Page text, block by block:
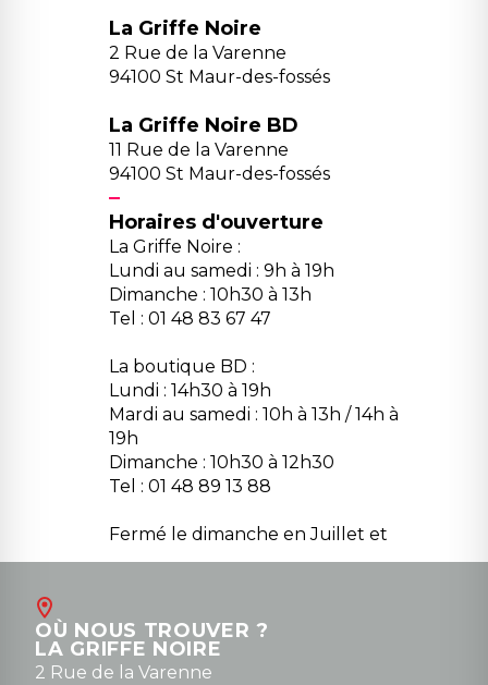
La Griffe Noire
2 Rue de la Varenne
94100 St Maur-des-fossés
La Griffe Noire BD
11 Rue de la Varenne
94100 St Maur-des-fossés
Horaires d'ouverture
La Griffe Noire :
Lundi au samedi : 9h à 19h
Dimanche : 10h30 à 13h
Tel : 01 48 83 67 47
La boutique BD :
Lundi : 14h30 à 19h
Mardi au samedi : 10h à 13h / 14h à
19h
Dimanche : 10h30 à 12h30
Tel : 01 48 89 13 88
Fermé le dimanche en Juillet et
Août
contact@la-griffe-noire.com
0148836747
OÙ NOUS TROUVER ?
LA GRIFFE NOIRE
2 Rue de la Varenne